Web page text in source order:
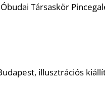
Társaskör
illusztrációs